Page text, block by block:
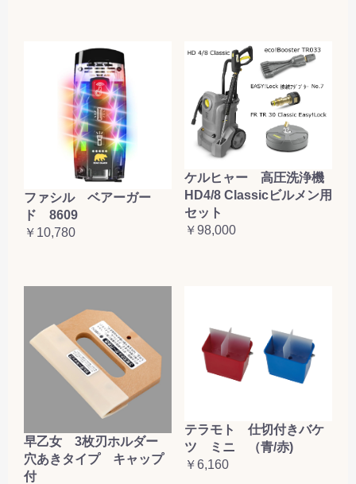
ファシル ベアーガー
ド 8609
￥10,780
ケルヒャー 高圧洗浄機
HD4/8 Classicビルメン用
セット
￥98,000
早乙女 3枚刃ホルダー
穴あきタイプ キャップ
付
テラモト 仕切付きバケ
ツ ミニ （青/赤)
￥6,160